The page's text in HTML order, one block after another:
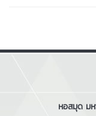
หอสมุด มห